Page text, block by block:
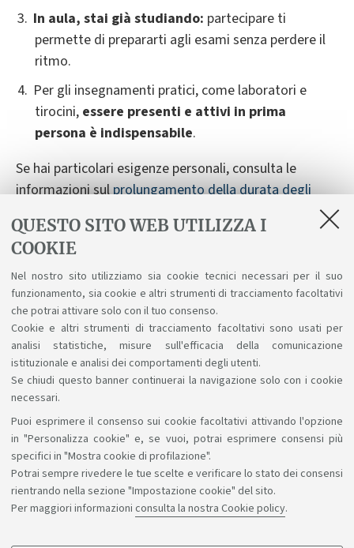
QUESTO SITO WEB UTILIZZA I
COOKIE
Nel nostro sito utilizziamo sia cookie tecnici necessari per il suo
funzionamento, sia cookie e altri strumenti di tracciamento facoltativi
che potrai attivare solo con il tuo consenso.
Cookie e altri strumenti di tracciamento facoltativi sono usati per
analisi statistiche, misure sull'efficacia della comunicazione
istituzionale e analisi dei comportamenti degli utenti.
Se chiudi questo banner continuerai la navigazione solo con i cookie
necessari.
Puoi esprimere il consenso sui cookie facoltativi attivando l'opzione
in "Personalizza cookie" e, se vuoi, potrai esprimere consensi più
specifici in "Mostra cookie di profilazione".
Potrai sempre rivedere le tue scelte e verificare lo stato dei consensi
rientrando nella sezione "Impostazione cookie" del sito.
Per maggiori informazioni consulta la nostra Cookie policy.
In aula, stai già studiando: partecipare ti
permette di prepararti agli esami senza perdere il
ritmo.
Per gli insegnamenti pratici, come laboratori e
tirocini, essere presenti e attivi in prima
persona è indispensabile.
Se hai particolari esigenze personali, consulta le
informazioni sulprolungamento della durata degli
Eventuali obblighi di frequenza sono stabiliti per i
singoli insegnamenti. Tali obblighi eventuali, così come
le eventuali propedeuticità, vengono indicati nel piano
didattico.
Sosteniamo il diritto alla conoscenza
Seguici su: